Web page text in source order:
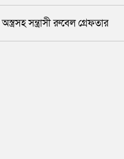
সন্ত্রাসী রুবেল গ্রেফতার